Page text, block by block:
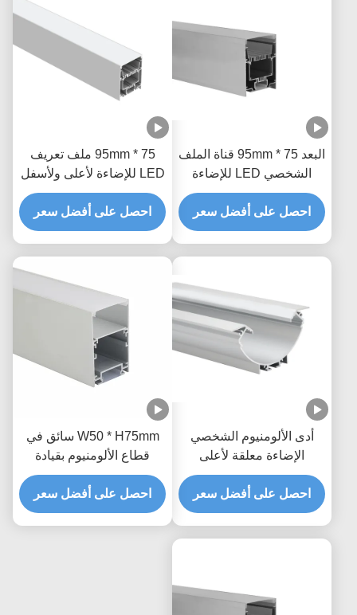
البعد 75 * 95mm قناة الملف
الشخصي LED للإضاءة
صعودا وهبوطا
احصل على أفضل سعر
75 * 95mm ملف تعريف
LED للإضاءة لأعلى ولأسفل
بأكسيد سبيكة 6063
احصل على أفضل سعر
أدى الألومنيوم الشخصي
الإضاءة معلقة لأعلى
ولأسفل للإضاءة LED
الشخصي
احصل على أفضل سعر
W50 * H75mm سائق في
قطاع الألومنيوم بقيادة
بروفي للإضاءة لأعلى
ولأسفل
احصل على أفضل سعر